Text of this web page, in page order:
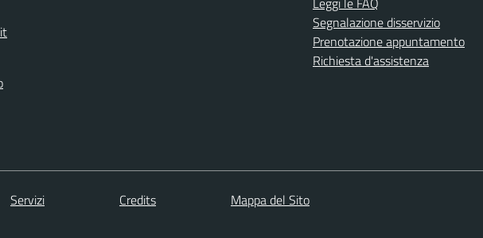
Segnalazione disservizio
Prenotazione appuntamento
Richiesta d'assistenza
Servizi Credits Mappa del Sito